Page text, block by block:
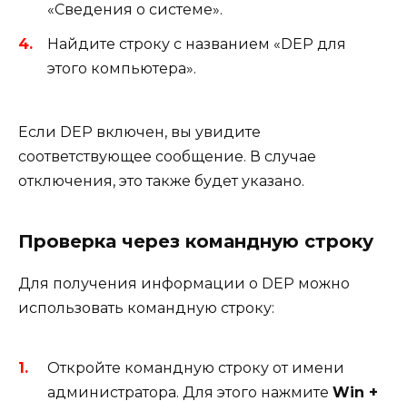
«Сведения о системе».
Найдите строку с названием «DEP для
этого компьютера».
Если DEP включен, вы увидите
соответствующее сообщение. В случае
отключения, это также будет указано.
Проверка через командную строку
Для получения информации о DEP можно
использовать командную строку:
Откройте командную строку от имени
администратора. Для этого нажмите Win +